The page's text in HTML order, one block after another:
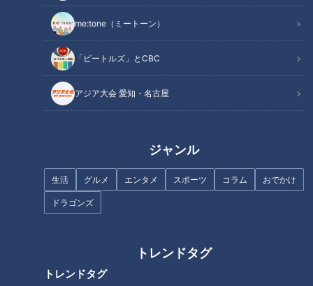
me:tone（ミートーン）
「ビートルズ」とCBC
アジア大会 愛知・名古屋
ジャンル
生活 グルメ エンタメ スポーツ コラム おでかけ
ドラゴンズ
トレンドタグ
トレンドタグ
名古屋と東京のあいだで揺れた気持ち
名古屋の「元SKE48」が通用しない場所で
“アイドル出身“を超えられるか。東京で学んだ現実
試され続ける日々の中で見つけた“自分の表現”
オススメ関連コンテンツ
「隣の女性」のリアルな本音を伝え、「今」を生きる女性たち
を応援したい――。 そんな思いからCBCテレビが立ち上げた